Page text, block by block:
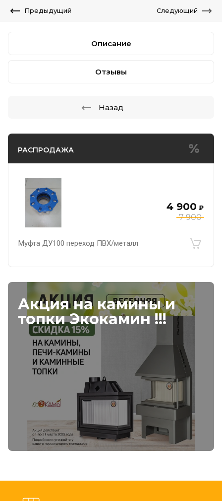
РАСПРОДАЖА
7 900
4 900 ₽
Муфта ДУ100 переход ПВХ/металл
Акция на камины и
топки Экокамин !!!
Предыдущий Следующий
Описание
Отзывы
Назад